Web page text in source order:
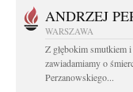
ANDRZEJ
WARSZAWA
Z głębokim smutkiem
zawiadamiamy o
Perzanowskiego...